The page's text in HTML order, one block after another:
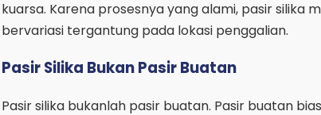
kuarsa. Karena prosesnya yang alami, pasir silika
bervariasi tergantung pada lokasi penggalian.
Pasir Silika Bukan Pasir Buatan
Pasir silika bukanlah pasir buatan. Pasir buatan